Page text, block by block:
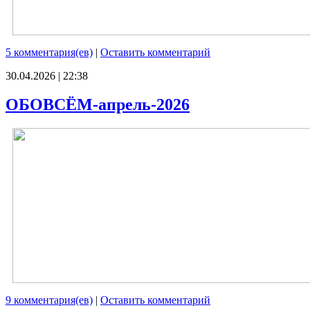
5 комментария(ев) | Оставить комментарий
30.04.2026 | 22:38
ОБОВСЁМ-апрель-2026
9 комментария(ев) | Оставить комментарий